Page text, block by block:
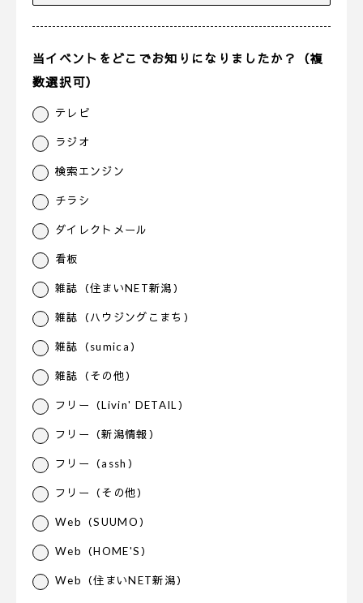
当イベントをどこでお知りになりましたか？（複
数選択可）
テレビ
ラジオ
検索エンジン
チラシ
ダイレクトメール
看板
雑誌（住まいNET新潟）
雑誌（ハウジングこまち）
雑誌（sumica）
雑誌（その他）
フリー（Livin' DETAIL）
フリー（新潟情報）
フリー（assh）
フリー（その他）
Web（SUUMO）
Web（HOME'S）
Web（住まいNET新潟）